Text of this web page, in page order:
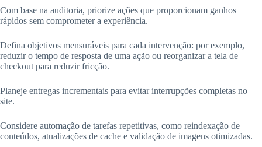
Com base na auditoria, priorize ações que proporcionam ganhos
rápidos sem comprometer a experiência.
Defina objetivos mensuráveis para cada intervenção: por exemplo,
reduzir o tempo de resposta de uma ação ou reorganizar a tela de
checkout para reduzir fricção.
Planeje entregas incrementais para evitar interrupções completas no
site.
Considere automação de tarefas repetitivas, como reindexação de
conteúdos, atualizações de cache e validação de imagens otimizadas.